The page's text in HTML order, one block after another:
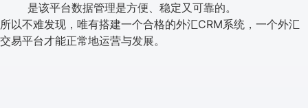
是该平台数据管理是方便、稳定又可靠的。
所以不难发现，唯有搭建一个合格的外汇CRM系统，一个外汇
交易平台才能正常地运营与发展。